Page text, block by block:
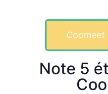
Coomeet
Note 5